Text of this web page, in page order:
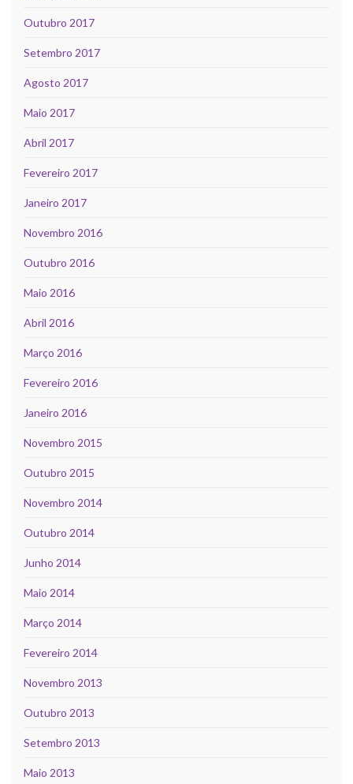
Outubro 2017
Setembro 2017
Agosto 2017
Maio 2017
Abril 2017
Fevereiro 2017
Janeiro 2017
Novembro 2016
Outubro 2016
Maio 2016
Abril 2016
Março 2016
Fevereiro 2016
Janeiro 2016
Novembro 2015
Outubro 2015
Novembro 2014
Outubro 2014
Junho 2014
Maio 2014
Março 2014
Fevereiro 2014
Novembro 2013
Outubro 2013
Setembro 2013
Maio 2013